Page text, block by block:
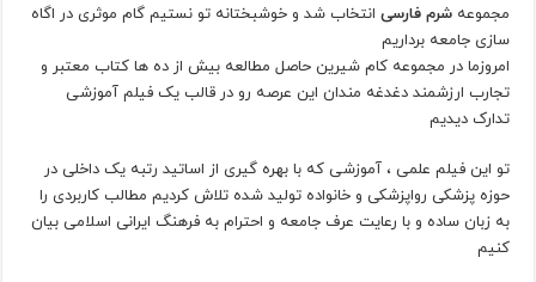
مجموعهشرم فارسی انتخاب شد و خوشبختانه تو نستیم گام موثری در اگاه
سازی جامعه برداریم
امروزما در مجموعه کام شیرین حاصل مطالعه بیش از ده ها کتاب معتبر و
تجارب ارزشمند دغدغه مندان این عرصه رو در قالب یک فیلم آموزشی
تدارک دیدیم
تو این فیلم علمی ، آموزشی که با بهره گیری از اساتید رتبه یک داخلی در
حوزه پزشکی رواپزشکی و خانواده تولید شده تلاش کردیم مطالب کاربردی را
به زبان ساده و با رعایت عرف جامعه و احترام به فرهنگ ایرانی اسلامی بیان
کنیم